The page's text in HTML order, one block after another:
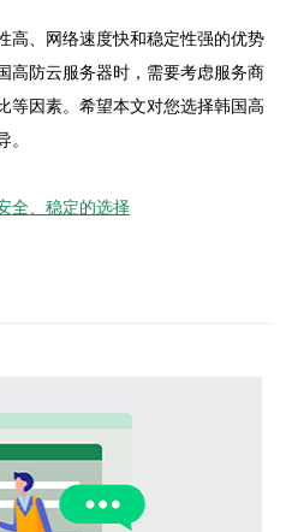
高、网络速度快和稳定性强的优势
高防云服务器时，需要考虑服务商
等因素。希望本文对您选择韩国高
。
全、稳定的选择